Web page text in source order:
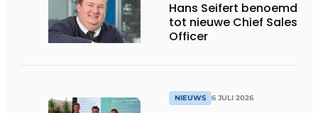
Hans Seifert benoemd
tot nieuwe Chief Sales
Officer
NIEUWS 6 JULI 2026